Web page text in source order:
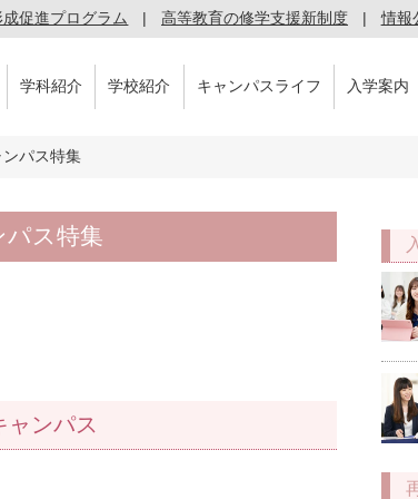
促進プログラム 高等教育の修学支援新制度 情報
学科紹介 学校紹介 キャンパスライフ 入学案内
パス特集
パス特集
ャンパス